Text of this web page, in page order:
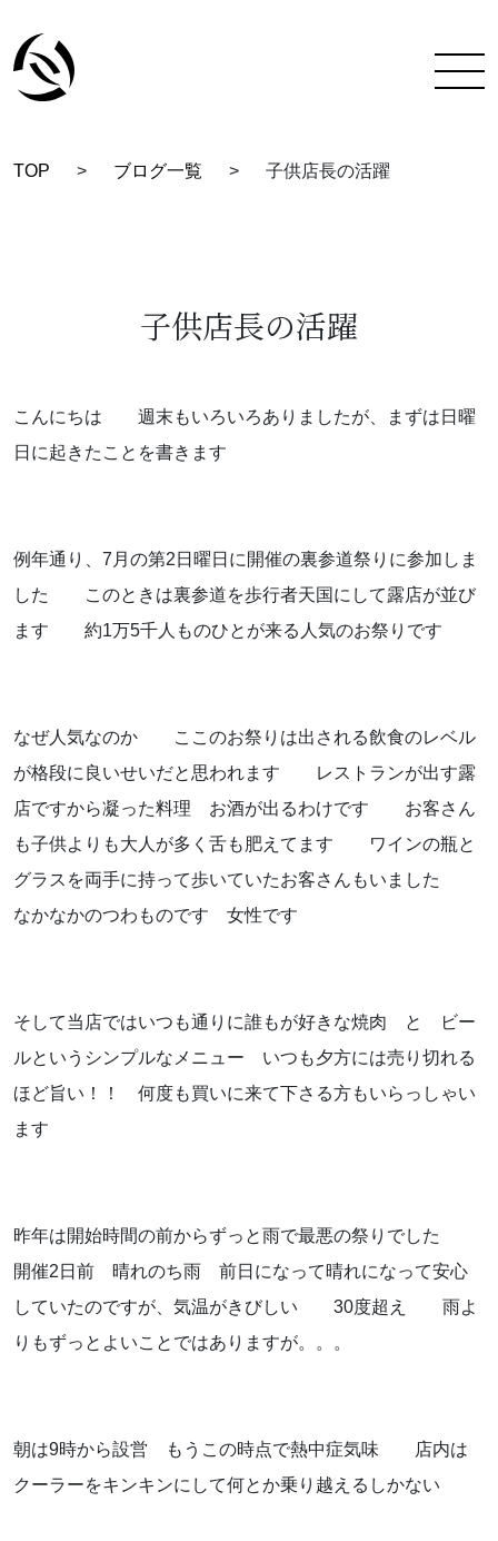
教室一覧
ブログ
お問い合わせはこちらから
アクセス
会社概要
ポリシーに関して
TOP > ブログ一覧 > 子供店長の活躍
子供店長の活躍
こんにちは 週末もいろいろありましたが、まずは日曜
日に起きたことを書きます
例年通り、7月の第2日曜日に開催の裏参道祭りに参加しま
した このときは裏参道を歩行者天国にして露店が並び
ます 約1万5千人ものひとが来る人気のお祭りです
なぜ人気なのか ここのお祭りは出される飲食のレベル
が格段に良いせいだと思われます レストランが出す露
店ですから凝った料理 お酒が出るわけです お客さん
も子供よりも大人が多く舌も肥えてます ワインの瓶と
グラスを両手に持って歩いていたお客さんもいました
なかなかのつわものです 女性です
そして当店ではいつも通りに誰もが好きな焼肉 と ビー
ルというシンプルなメニュー いつも夕方には売り切れる
ほど旨い！！ 何度も買いに来て下さる方もいらっしゃい
ます
昨年は開始時間の前からずっと雨で最悪の祭りでした
開催2日前 晴れのち雨 前日になって晴れになって安心
していたのですが、気温がきびしい 30度超え 雨よ
りもずっとよいことではありますが。。。
朝は9時から設営 もうこの時点で熱中症気味 店内は
クーラーをキンキンにして何とか乗り越えるしかない